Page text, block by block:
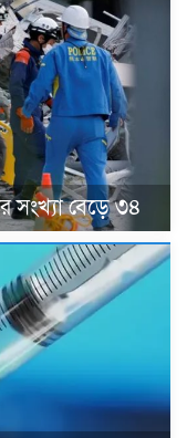
সংখ্যা বেড়ে ৩৪